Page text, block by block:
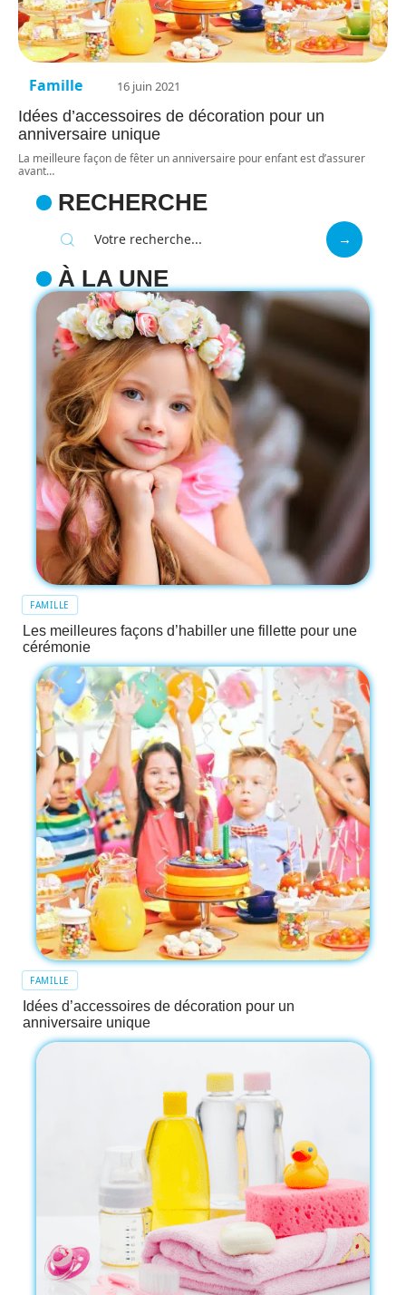
Famille 16 juin 2021
Idées d’accessoires de décoration pour un
anniversaire unique
La meilleure façon de fêter un anniversaire pour enfant est d’assurer
avant…
RECHERCHE
À LA UNE
FAMILLE
Les meilleures façons d’habiller une fillette pour une
cérémonie
FAMILLE
Idées d’accessoires de décoration pour un
anniversaire unique